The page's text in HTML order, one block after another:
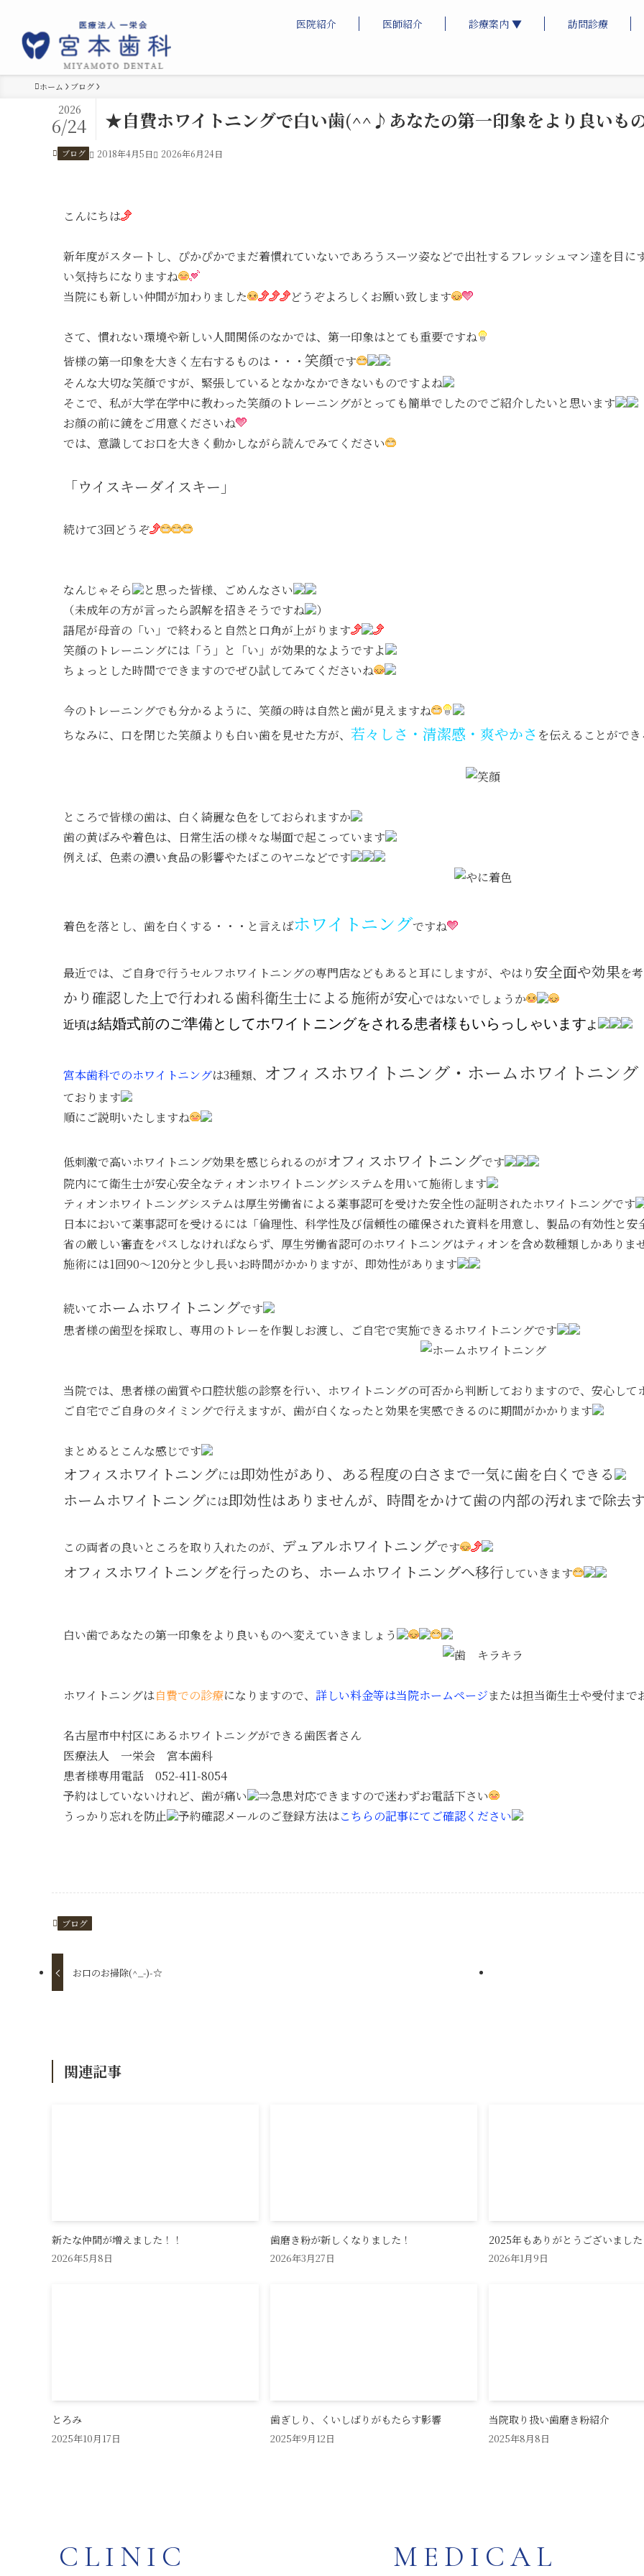
医院紹介 医師紹介 診療案内 ▼ 訪問診療
ホーム ブログ
★自費ホワイトニングで白い歯(^^♪あなたの第一印象をより良いも
2026
6/24
ブログ 2018年4月5日 2026年6月24日
こんにちは
新年度がスタートし、ぴかぴかでまだ着慣れていないであろうスーツ姿などで出社するフレッシュマン達を目
い気持ちになりますね
当院にも新しい仲間が加わりました
どうぞよろしくお願い致します
さて、慣れない環境や新しい人間関係のなかでは、第一印象はとても重要ですね
皆様の第一印象を大きく左右するものは・・・ 笑顔です
そんな大切な笑顔ですが、緊張しているとなかなかできないものですよね
そこで、私が大学在学中に教わった笑顔のトレーニングがとっても簡単でしたのでご紹介したいと思います
お顔の前に鏡をご用意くださいね
では、意識してお口を大きく動かしながら読んでみてください
「ウイスキーダイスキー」
続けて3回どうぞ
なんじゃそら
と思った皆様、ごめんなさい
（未成年の方が言ったら誤解を招きそうですね
）
語尾が母音の「い」で終わると自然と口角が上がります
笑顔のトレーニングには「う」と「い」が効果的なようですよ
ちょっとした時間でできますのでぜひ試してみてくださいね
今のトレーニングでも分かるように、笑顔の時は自然と歯が見えますね
ちなみに、口を閉じた笑顔よりも白い歯を見せた方が、 若々しさ・清潔感・爽やかさ を伝えることがで
ところで皆様の歯は、白く綺麗な色をしておられますか
歯の黄ばみや着色は、日常生活の様々な場面で起こっています
例えば、色素の濃い食品の影響やたばこのヤニなどです
着色を落とし、歯を白くする・・・と言えばホワイトニングですね
最近では、ご自身で行うセルフホワイトニングの専門店などもあると耳にしますが、やはり 安全面や効果を
かり確認した上で行われる歯科衛生士による施術が安心ではないでしょうか
近頃は結婚式前のご準備としてホワイトニングをされる患者様もいらっしゃいますよ
宮本歯科でのホワイトニングは3種類、 オフィスホワイトニング・ホームホワイトニン
ております
順にご説明いたしますね
低刺激で高いホワイトニング効果を感じられるのがオフィスホワイトニングです
院内にて衛生士が安心安全なティオンホワイトニングシステムを用いて施術します
ティオンホワイトニングシステムは厚生労働省による薬事認可を受けた安全性の証明されたホワイトニングです
日本において薬事認可を受けるには「倫理性、科学性及び信頼性の確保された資料を用意し、製品の有効性と
省の厳しい審査をパスしなければならず、厚生労働省認可のホワイトニングはティオンを含め数種類しかありま
施術には1回90～120分と少し長いお時間がかかりますが、即効性があります
続いてホームホワイトニングです
患者様の歯型を採取し、専用のトレーを作製しお渡し、ご自宅で実施できるホワイトニングです
当院では、患者様の歯質や口腔状態の診察を行い、ホワイトニングの可否から判断しておりますので、安心し
ご自宅でご自身のタイミングで行えますが、歯が白くなったと効果を実感できるのに期間がかかります
まとめるとこんな感じです
オフィスホワイトニングには即効性があり、ある程度の白さまで一気に歯を白くできる
ホームホワイトニングには即効性はありませんが、時間をかけて歯の内部の汚れまで除去
この両者の良いところを取り入れたのが、 デュアルホワイトニングです
オフィスホワイトニングを行ったのち、ホームホワイトニングへ移行 していきます
白い歯であなたの第一印象をより良いものへ変えていきましょう
ホワイトニングは自費での診療になりますので、 詳しい料金等は当院ホームページまたは担当衛生士や受付まで
名古屋市中村区にあるホワイトニングができる歯医者さん
医療法人 一栄会 宮本歯科
患者様専用電話 052-411-8054
予約はしていないけれど、歯が痛い
⇒急患対応できますので迷わずお電話下さい
うっかり忘れを防止
予約確認メールのご登録方法はこちらの記事にてご確認ください
ブログ
お口のお掃除(^_-)-☆
関連記事
新たな仲間が増えました！！
2026年5月8日
歯磨き粉が新しくなりました！
2026年3月27日
2025年もありがとうございました
2026年1月9日
とろみ
2025年10月17日
歯ぎしり、くいしばりがもたらす影響
2025年9月12日
当院取り扱い歯磨き粉紹介
2025年8月8日
CLINIC MEDICAL